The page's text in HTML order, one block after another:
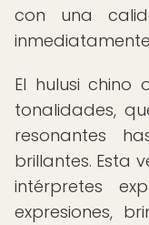
con una
El hulusi
tonalidades,
resonantes
brillantes. Esta
intérpretes
expresiones,